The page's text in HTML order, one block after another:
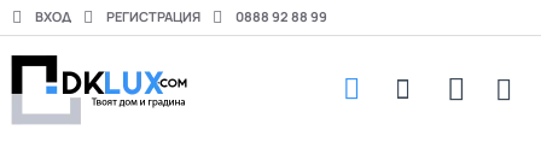
ВХОД РЕГИСТРАЦИЯ 0888 92 88 99